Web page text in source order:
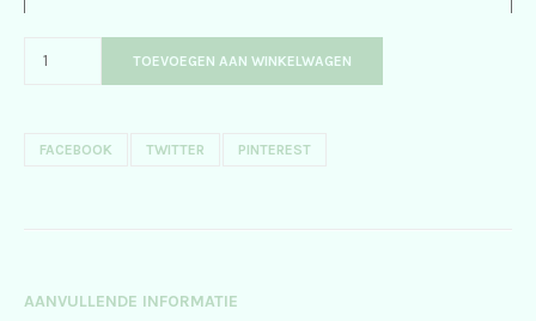
TOEVOEGEN AAN WINKELWAGEN
FACEBOOK TWITTER PINTEREST
AANVULLENDE INFORMATIE